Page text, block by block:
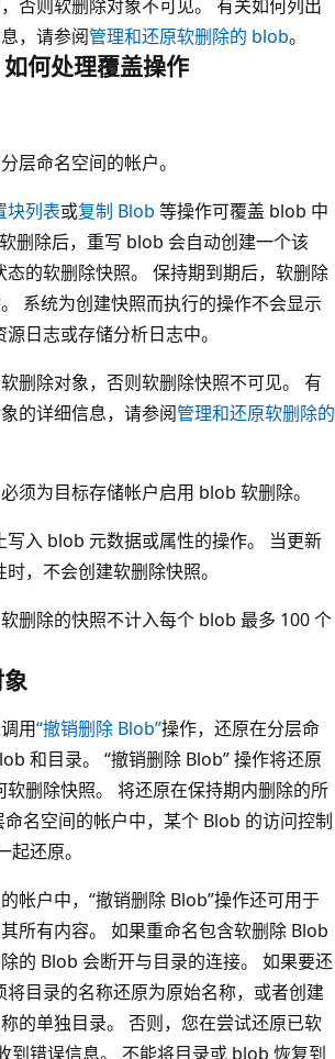
否则软删除对象不可见。 有关如何列出
，请参阅管理和还原软删除的 blob。
何处理覆盖操作
层命名空间的帐户。
块列表或复制 Blob 等操作可覆盖 blob 中
删除后，重写 blob 会自动创建一个该
的软删除快照。 保持期到期后，软删除
系统为创建快照而执行的操作不会显示
日志或存储分析日志中。
删除对象，否则软删除快照不可见。 有
的详细信息，请参阅管理和还原软删除的
须为目标存储帐户启用 blob 软删除。
入 blob 元数据或属性的操作。 当更新
，不会创建软删除快照。
删除的快照不计入每个 blob 最多 100 个
用“撤销删除 Blob”操作，还原在分层命
和目录。 “撤销删除 Blob” 操作将还原
删除快照。 将还原在保持期内删除的所
名空间的帐户中，某个 Blob 的访问控制
还原。
帐户中，“撤销删除 Blob”操作还可用于
所有内容。 如果重命名包含软删除 Blob
的 Blob 会断开与目录的连接。 如果要还
目录的名称还原为原始名称，或者创建
的单独目录。 否则，您在尝试还原已软
到错误信息。 不能将目录或 blob 恢复到